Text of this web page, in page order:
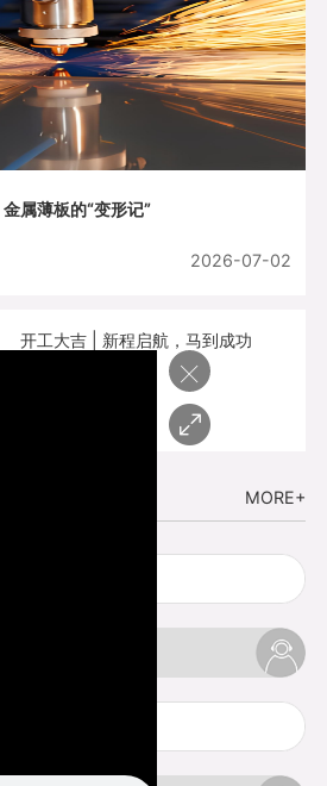
属薄板的“变形记”
2026-07-02
开工大吉 | 新程启航，马到成功
MORE+
×